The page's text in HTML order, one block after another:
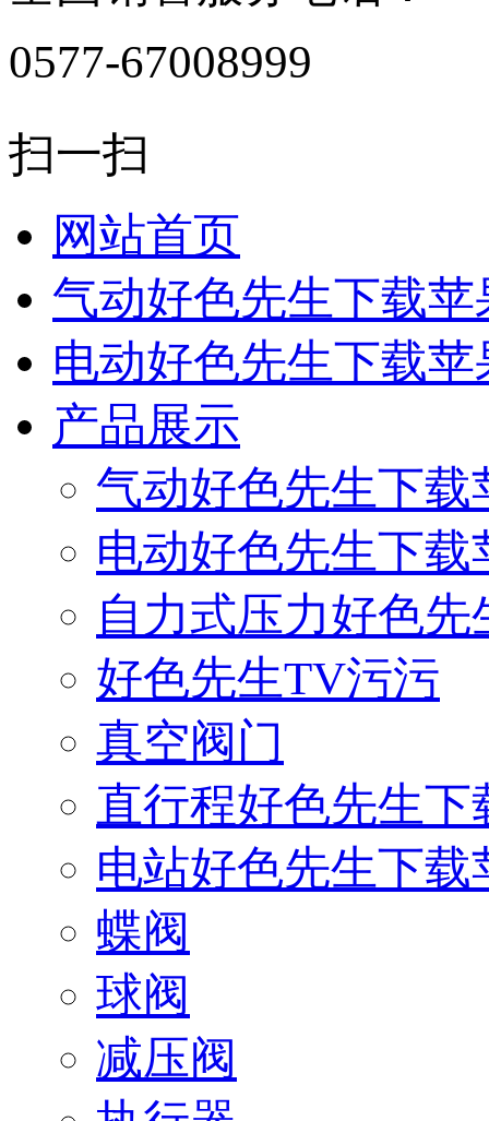
0577-67008999
扫一扫
网站首页
气动好色先生下载
电动好色先生下载
产品展示
气动好色先生下
电动好色先生下
自力式压力好色
好色先生TV污污
真空阀门
直行程好色先生
电站好色先生下
蝶阀
球阀
减压阀